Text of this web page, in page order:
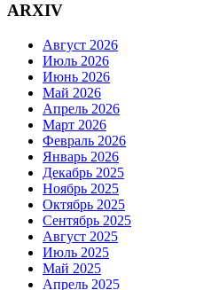
ARXIV
Август 2026
Июль 2026
Июнь 2026
Май 2026
Апрель 2026
Март 2026
Февраль 2026
Январь 2026
Декабрь 2025
Ноябрь 2025
Октябрь 2025
Сентябрь 2025
Август 2025
Июль 2025
Май 2025
Апрель 2025